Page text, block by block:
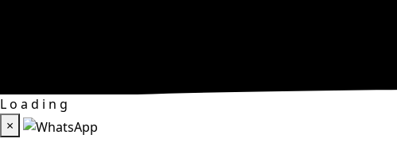
Lo a d i n g
×